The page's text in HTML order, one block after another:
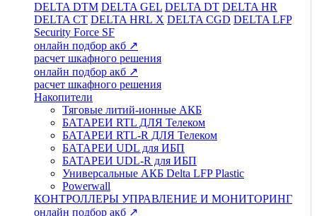
DELTA DTM DELTA GEL DELTA DT DELTA HR
DELTA CT DELTA HRL Х DELTA CGD DELTA LFP
Security Force SF
онлайн подбор акб ↗
расчет шкафного решения
онлайн подбор акб ↗
расчет шкафного решения
Накопители
Тяговые литий-ионные АКБ
БАТАРЕИ RTL ДЛЯ Телеком
БАТАРЕИ RTL-R ДЛЯ Телеком
БАТАРЕИ UDL для ИБП
БАТАРЕИ UDL-R для ИБП
Универсальные АКБ Delta LFP Plastic
Powerwall
КОНТРОЛЛЕРЫ УПРАВЛЕНИЕ И МОНИТОРИНГ
онлайн подбор акб ↗